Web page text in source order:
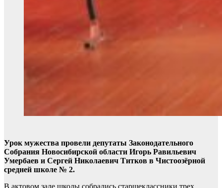
Урок мужества провели депутаты Законодательного
Собрания Новосибирской области Игорь Равильевич
Умербаев и Сергей Николаевич Титков в Чистоозёрной
средней школе № 2.
В актовом зале школы собрались старшеклассники трех